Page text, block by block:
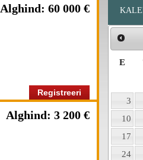
Alghind: 60 000 €
Registreeri
Alghind: 3 200 €
E
3
10
17
24